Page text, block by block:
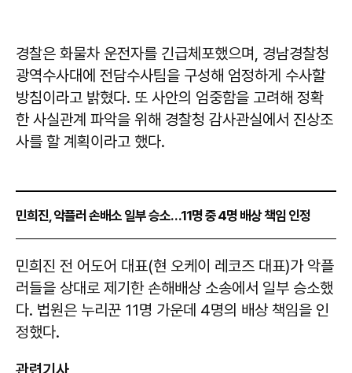
경찰은 화물차 운전자를 긴급체포했으며, 경남경찰청
광역수사대에 전담수사팀을 구성해 엄정하게 수사할
방침이라고 밝혔다. 또 사안의 엄중함을 고려해 정확
한 사실관계 파악을 위해 경찰청 감사관실에서 진상조
사를 할 계획이라고 했다.
민희진, 악플러 손배소 일부 승소…11명 중 4명 배상 책임 인정
민희진 전 어도어 대표(현 오케이 레코즈 대표)가 악플
러들을 상대로 제기한 손해배상 소송에서 일부 승소했
다. 법원은 누리꾼 11명 가운데 4명의 배상 책임을 인
정했다.